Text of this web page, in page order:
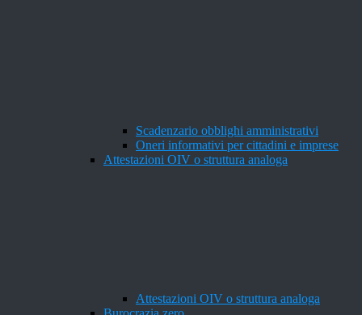
Scadenzario obblighi amministrativi
Oneri informativi per cittadini e imprese
Attestazioni OIV o struttura analoga
Attestazioni OIV o struttura analoga